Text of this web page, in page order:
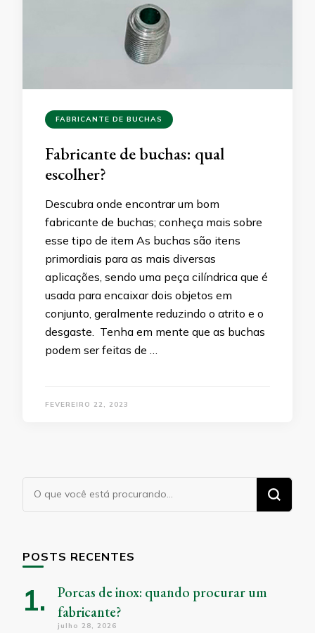
FABRICANTE DE BUCHAS
Fabricante de buchas: qual
escolher?
Descubra onde encontrar um bom
fabricante de buchas; conheça mais sobre
esse tipo de item As buchas são itens
primordiais para as mais diversas
aplicações, sendo uma peça cilíndrica que é
usada para encaixar dois objetos em
conjunto, geralmente reduzindo o atrito e o
desgaste. Tenha em mente que as buchas
podem ser feitas de …
FEVEREIRO 22, 2023
Procurando
algo?
POSTS RECENTES
Porcas de inox: quando procurar um
fabricante?
julho 28, 2026